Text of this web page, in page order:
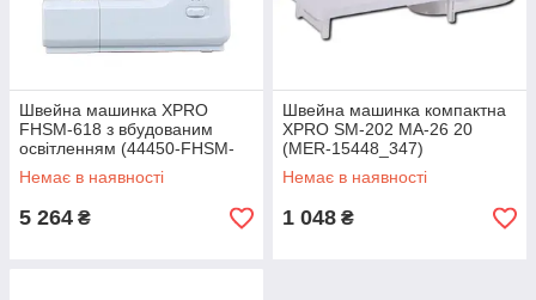
Швейна машинка XPRO
FHSM-618 з вбудованим
освітленням (44450-FHSM-
618_2541)
Немає в наявності
5 264 ₴
Швейна машинка компактна
XPRO SM-202 MA-26 20
(MER-15448_347)
Немає в наявності
1 048 ₴